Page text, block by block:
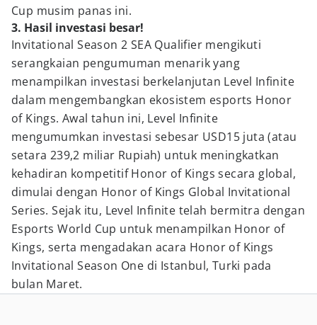
Cup musim panas ini.
3. Hasil investasi besar!
Invitational Season 2 SEA Qualifier mengikuti
serangkaian pengumuman menarik yang
menampilkan investasi berkelanjutan Level Infinite
dalam mengembangkan ekosistem esports Honor
of Kings. Awal tahun ini, Level Infinite
mengumumkan investasi sebesar USD15 juta (atau
setara 239,2 miliar Rupiah) untuk meningkatkan
kehadiran kompetitif Honor of Kings secara global,
dimulai dengan Honor of Kings Global Invitational
Series. Sejak itu, Level Infinite telah bermitra dengan
Esports World Cup untuk menampilkan Honor of
Kings, serta mengadakan acara Honor of Kings
Invitational Season One di Istanbul, Turki pada
bulan Maret.